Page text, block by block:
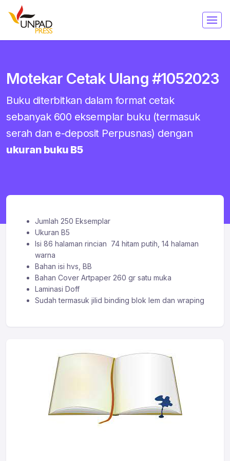
Motekar Cetak Ulang #1052023
Buku diterbitkan dalam format cetak
sebanyak 600 eksemplar buku (termasuk
serah dan e-deposit Perpusnas) dengan
ukuran buku B5
Jumlah 250 Eksemplar
Ukuran B5
Isi 86 halaman rincian 74 hitam putih, 14 halaman
warna
Bahan isi hvs, BB
Bahan Cover Artpaper 260 gr satu muka
Laminasi Doff
Sudah termasuk jilid binding blok lem dan wraping